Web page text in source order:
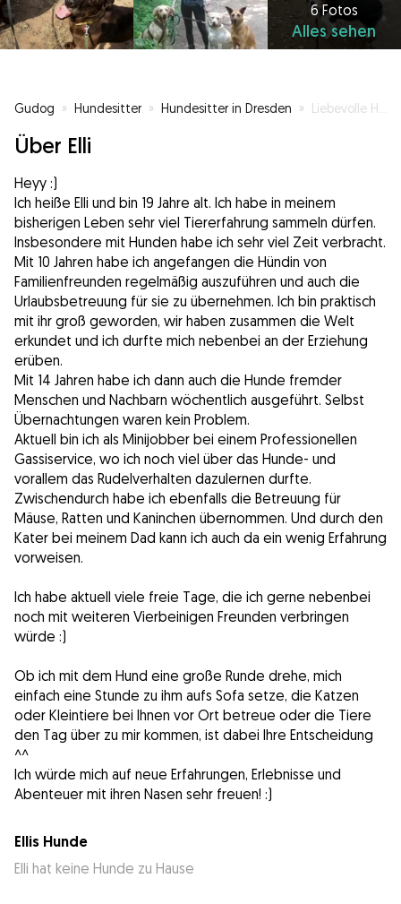
6 Fotos
Alles sehen
Gudog » Hundesitter » Hundesitter in Dresden » Liebevolle Hundebetreuung
Über Elli
Heyy :)
Ich heiße Elli und bin 19 Jahre alt. Ich habe in meinem
bisherigen Leben sehr viel Tiererfahrung sammeln dürfen.
Insbesondere mit Hunden habe ich sehr viel Zeit verbracht.
Mit 10 Jahren habe ich angefangen die Hündin von
Familienfreunden regelmäßig auszuführen und auch die
Urlaubsbetreuung für sie zu übernehmen. Ich bin praktisch
mit ihr groß geworden, wir haben zusammen die Welt
erkundet und ich durfte mich nebenbei an der Erziehung
erüben.
Mit 14 Jahren habe ich dann auch die Hunde fremder
Menschen und Nachbarn wöchentlich ausgeführt. Selbst
Übernachtungen waren kein Problem.
Aktuell bin ich als Minijobber bei einem Professionellen
Gassiservice, wo ich noch viel über das Hunde- und
vorallem das Rudelverhalten dazulernen durfte.
Zwischendurch habe ich ebenfalls die Betreuung für
Mäuse, Ratten und Kaninchen übernommen. Und durch den
Kater bei meinem Dad kann ich auch da ein wenig Erfahrung
vorweisen.
Ich habe aktuell viele freie Tage, die ich gerne nebenbei
noch mit weiteren Vierbeinigen Freunden verbringen
würde :)
Ob ich mit dem Hund eine große Runde drehe, mich
einfach eine Stunde zu ihm aufs Sofa setze, die Katzen
oder Kleintiere bei Ihnen vor Ort betreue oder die Tiere
den Tag über zu mir kommen, ist dabei Ihre Entscheidung
^^
Ich würde mich auf neue Erfahrungen, Erlebnisse und
Abenteuer mit ihren Nasen sehr freuen! :)
Ellis Hunde
Elli hat keine Hunde zu Hause